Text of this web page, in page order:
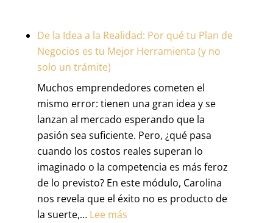
De la Idea a la Realidad: Por qué tu Plan de
Negocios es tu Mejor Herramienta (y no
solo un trámite)
Muchos emprendedores cometen el
mismo error: tienen una gran idea y se
lanzan al mercado esperando que la
pasión sea suficiente. Pero, ¿qué pasa
cuando los costos reales superan lo
imaginado o la competencia es más feroz
de lo previsto? En este módulo, Carolina
nos revela que el éxito no es producto de
la suerte,… Lee más: